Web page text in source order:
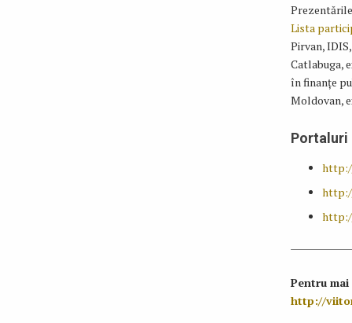
Lista
Pirvan,
Catlabuga,
în finanțe
Moldovan,
Portaluri
Pentru
http://